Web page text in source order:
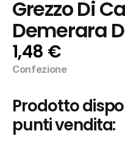
Grezzo Di
Demerara
1,48 €
Confezione
Prodotto
punti vendita: